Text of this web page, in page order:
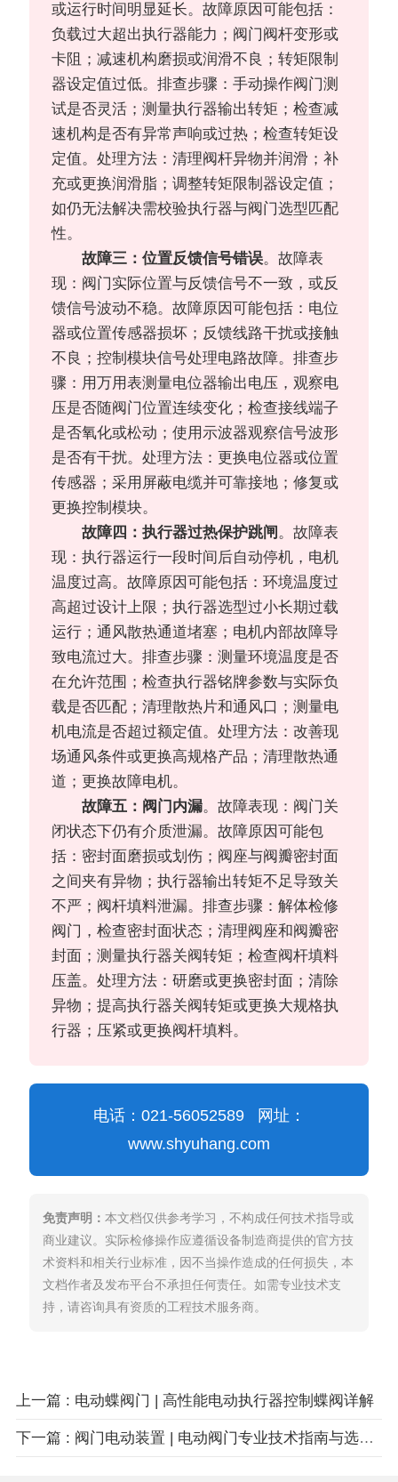
或运行时间明显延长。故障原因可能包括：
负载过大超出执行器能力；阀门阀杆变形或
卡阻；减速机构磨损或润滑不良；转矩限制
器设定值过低。排查步骤：手动操作阀门测
试是否灵活；测量执行器输出转矩；检查减
速机构是否有异常声响或过热；检查转矩设
定值。处理方法：清理阀杆异物并润滑；补
充或更换润滑脂；调整转矩限制器设定值；
如仍无法解决需校验执行器与阀门选型匹配
性。
故障三：位置反馈信号错误。故障表
现：阀门实际位置与反馈信号不一致，或反
馈信号波动不稳。故障原因可能包括：电位
器或位置传感器损坏；反馈线路干扰或接触
不良；控制模块信号处理电路故障。排查步
骤：用万用表测量电位器输出电压，观察电
压是否随阀门位置连续变化；检查接线端子
是否氧化或松动；使用示波器观察信号波形
是否有干扰。处理方法：更换电位器或位置
传感器；采用屏蔽电缆并可靠接地；修复或
更换控制模块。
故障四：执行器过热保护跳闸 。故障表
现：执行器运行一段时间后自动停机，电机
温度过高。故障原因可能包括：环境温度过
高超过设计上限；执行器选型过小长期过载
运行；通风散热通道堵塞；电机内部故障导
致电流过大。排查步骤：测量环境温度是否
在允许范围；检查执行器铭牌参数与实际负
载是否匹配；清理散热片和通风口；测量电
机电流是否超过额定值。处理方法：改善现
场通风条件或更换高规格产品；清理散热通
道；更换故障电机。
故障五：阀门内漏。故障表现：阀门关
闭状态下仍有介质泄漏。故障原因可能包
括：密封面磨损或划伤；阀座与阀瓣密封面
之间夹有异物；执行器输出转矩不足导致关
不严；阀杆填料泄漏。排查步骤：解体检修
阀门，检查密封面状态；清理阀座和阀瓣密
封面；测量执行器关阀转矩；检查阀杆填料
压盖。处理方法：研磨或更换密封面；清除
异物；提高执行器关阀转矩或更换大规格执
行器；压紧或更换阀杆填料。
电话：021-56052589 网址：
www.shyuhang.com
免责声明：本文档仅供参考学习，不构成任何技术指导或
商业建议。实际检修操作应遵循设备制造商提供的官方技
术资料和相关行业标准，因不当操作造成的任何损失，本
文档作者及发布平台不承担任何责任。如需专业技术支
持，请咨询具有资质的工程技术服务商。
上一篇 : 电动蝶阀门 | 高性能电动执行器控制蝶阀详解
下一篇 : 阀门电动装置 | 电动阀门专业技术指南与选型方案